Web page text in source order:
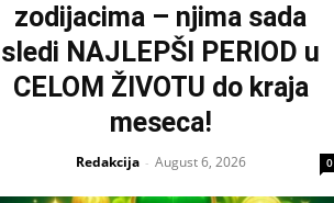
zodijacima – njima sada
sledi NAJLEPŠI PERIOD u
CELOM ŽIVOTU do kraja
meseca!
Redakcija - August 6, 2026 0